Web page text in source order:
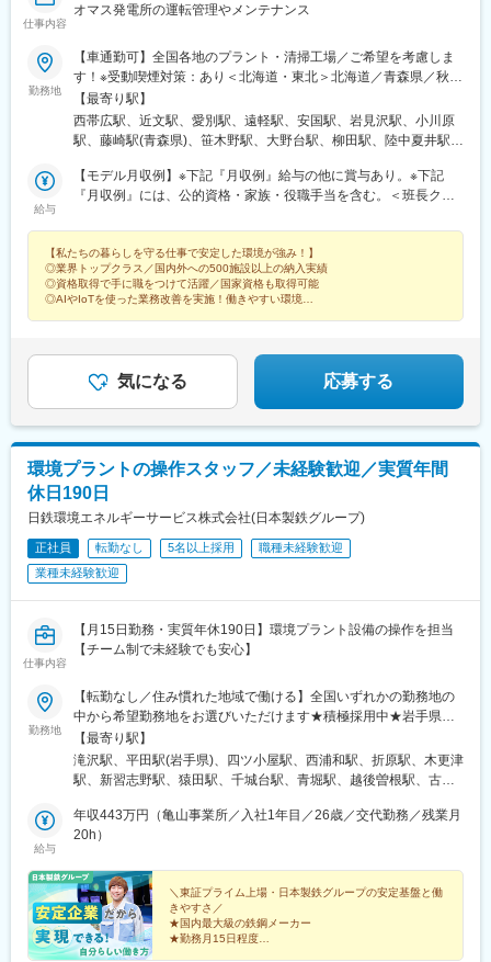
仕事内容
オマス発電所の運転管理やメンテナンス
勤務地
【車通勤可】全国各地のプラント・清掃工場／ご希望を考慮しま
す！※受動喫煙対策：あり＜北海道・東北＞北海道／青森県／秋田
県／岩手県／山形県／福島県＜関東＞東京都／神奈川県／千葉県
／群馬県／埼玉県／栃木県／山梨県＜東海＞愛知県／静岡県／三
重県／岐阜県＜北信越＞新潟県／長野県／石川県／福井県＜関西
口県／香川県／愛媛県／高知県／徳島県＜九州・沖縄＞佐賀県／
沖縄県
【最寄り駅】
西帯広駅、近文駅、愛別駅、遠軽駅、安国駅、岩見沢駅、小川原
駅、藤崎駅(青森県)、笹木野駅、大野台駅、柳田駅、陸中夏井駅、
駅、新座駅、狭山ケ丘駅、北戸田駅、上総三又駅、南酒々井駅、
柏たなか駅、初石駅、小室駅、東京ディズニーシー・ステーショ
駅、寿駅、米津駅、野田新町駅、羽黒駅(愛知県)、山崎駅(愛知
県)、形原駅、尾張森岡駅、アスモ前駅、修善寺駅、三島駅、久居
駅、穴太駅(三重県)、明野駅、高山駅、松森駅、蘇原駅、猿和田
駅、時又駅、広丘駅、御代田駅、稲尾駅、三好町駅、鳥羽中駅、
梁駅、宇部新川駅、伊予三島駅、内子駅、鎌田駅、若井駅、南小
松島駅、宇多津駅、佐賀駅、てだこ浦西駅、渋谷駅、恵比寿駅
給与
【モデル月収例】※下記『月収例』給与の他に賞与あり。※下記
『月収例』には、公的資格・家族・役職手当を含む。＜班長クラ
齢30代後半／資格（2級ボイラー技士、第2種電気工事士）保有／
配偶者、お子様（2名）扶養の場合＜所長クラス＞月収例：
617,200円＋通勤手当、深夜業手当、残業代等⇒年齢40代後半／
資格（2級ボイラー技士、第2種電気工事士）保有／配偶者、お子
【私たちの暮らしを守る仕事で安定した環境が強み！】
◎業界トップクラス／国内外への500施設以上の納入実績
◎資格取得で手に職をつけて活躍／国家資格も取得可能
◎AIやIoTを使った業務改善を実施！働きやすい環境
気になる 応募する
環境プラントの操作スタッフ／未経験歓迎／実質年間
休日190日
日鉄環境エネルギーサービス株式会社(日本製鉄グループ)
正社員 転勤なし 5名以上採用
職種未経験歓迎
業種未経験歓迎
仕事内容
【月15日勤務・実質年休190日】環境プラント設備の操作を担当
【チーム制で未経験でも安心】
勤務地
【転勤なし／住み慣れた地域で働ける】全国いずれかの勤務地の
中から希望勤務地をお選びいただけます★積極採用中★岩手県釜
石市／千葉県富津市／千葉県銚子市／愛知県小牧市／兵庫県姫路
市 ／香川県さぬき市／埼玉県大里郡＜東日本支社＞■岩手県滝沢
市■岩手県釜石市■秋田県秋田市■埼玉県さいたま市■埼玉県大里郡
葉県千葉市■千葉県富津市※新設事業所■新潟県新潟市＜中部支社
＞■岐阜県多治見市■静岡県静岡市■静岡県浜松市■静岡県島田市■
県小牧市■愛知県北名古屋市■愛知県知多郡東浦町■愛知県豊橋市※
新設事業所■三重県四日市市■三重県亀山市■三重県志摩市＜西日
本支社＞■大阪府堺市■大阪府茨木市■兵庫県姫路市■兵庫県たつの
市■島根県松江市■広島県東広島市■香川県さぬき市■高知県四万十
市■福岡県北九州市■福岡県飯塚市■福岡県宗像市■福岡県糸島市■
【最寄り駅】
滝沢駅、平田駅(岩手県)、四ツ小屋駅、西浦和駅、折原駅、木更津
駅、新習志野駅、猿田駅、千城台駅、青堀駅、越後曽根駅、古虎
駅、八幡駅(愛知県)、楽田駅、上小田井駅、尾張森岡駅、二川駅、
大矢知駅、亀山駅(三重県)、沓掛駅、南港東駅、茨木市駅、平松
岡駅、下曽根駅、西小倉駅、鯰田駅、赤間駅、加布里駅、金石原
駅、坂ノ市駅
給与
年収443万円（亀山事業所／入社1年目／26歳／交代勤務／残業月
20h）
＼東証プライム上場・日本製鉄グループの安定基盤と働
きやすさ／
★国内最大級の鉄鋼メーカー
★勤務月15日程度